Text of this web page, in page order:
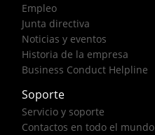
Empleo
Junta directiva
Noticias y eventos
Historia de la empresa
Business Conduct Helpline
Soporte
Servicio y soporte
Contactos en todo el mundo